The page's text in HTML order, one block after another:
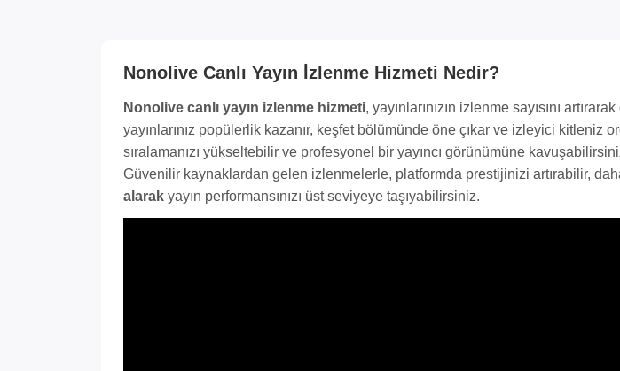
Nonolive Canlı Yayın İzlenme Hizmeti Nedir?
Nonolive canlı yayın izlenme hizmeti, yayınlarınızın izlenme sayısını
yayınlarınız popülerlik kazanır, keşfet bölümünde öne çıkar ve izleyici kitleniz
sıralamanızı yükseltebilir ve profesyonel bir yayıncı görünümüne
Güvenilir kaynaklardan gelen izlenmelerle, platformda prestijinizi artırabilir,
alarak yayın performansınızı üst seviyeye taşıyabilirsiniz.